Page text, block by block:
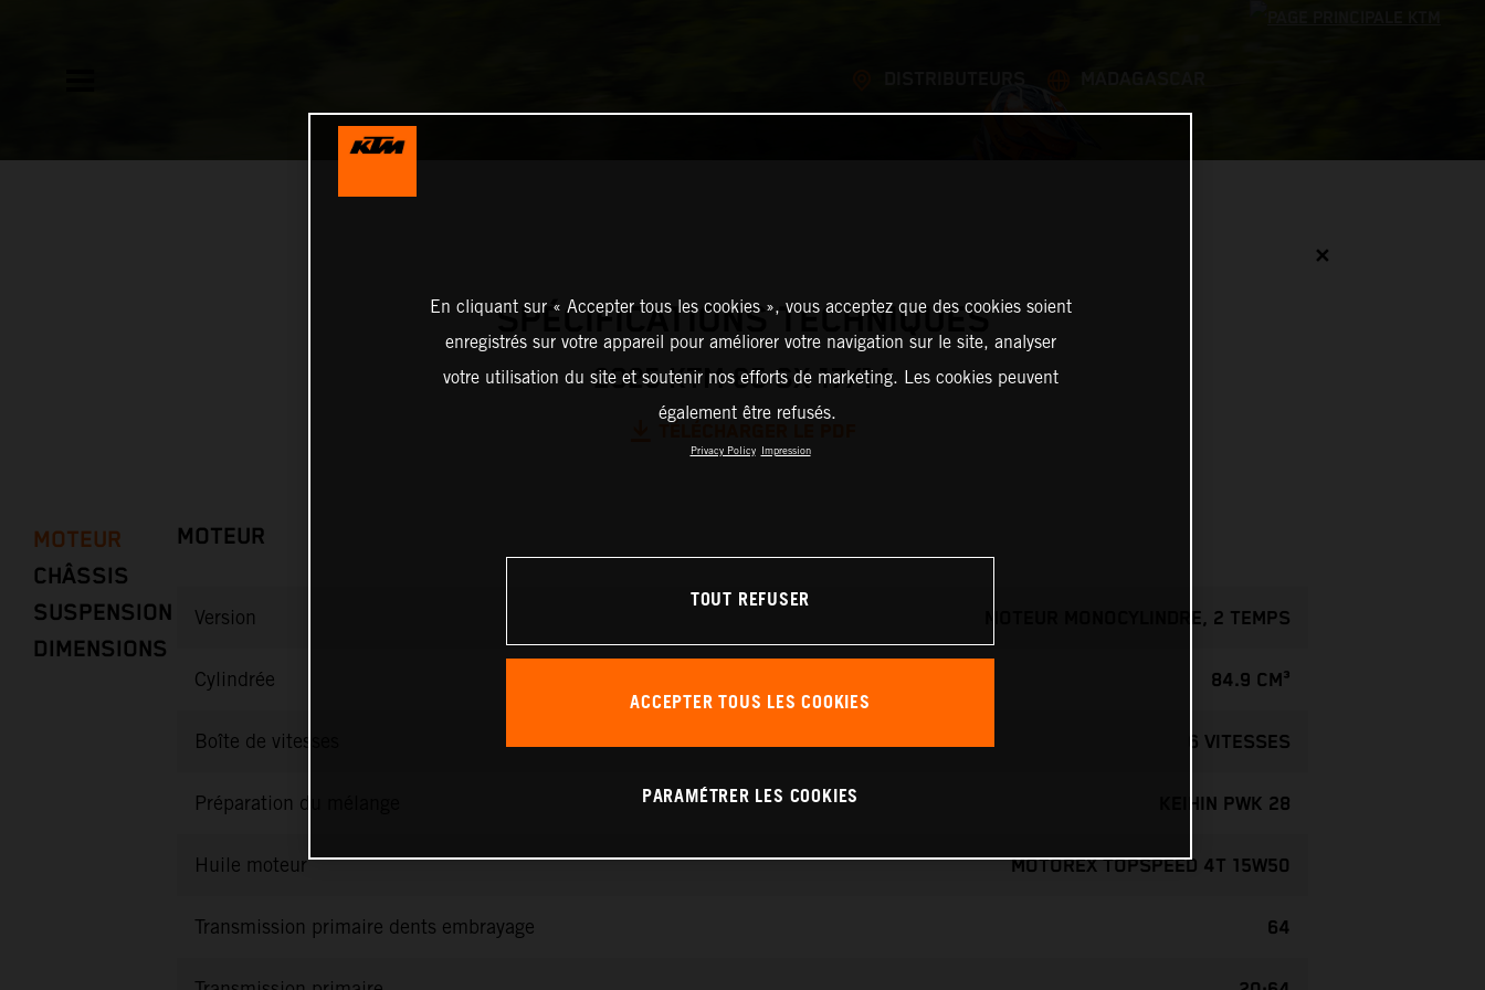
✕
SPÉCIFICATIONS TECHNIQUES
2025 KTM 85 SX 17/14
MOTEUR
CHÂSSIS
SUSPENSION
DIMENSIONS
MOTEUR
Version MOTEUR MONOCYLINDRE, 2 TEMPS
Cylindrée 84.9 CM³
Boîte de vitesses 6 VITESSES
Préparation du mélange KEIHIN PWK 28
Huile moteur MOTOREX TOPSPEED 4T 15W50
Transmission primaire dents embrayage 64
En cliquant sur « Accepter tous les cookies », vous acceptez que des cookies soient
enregistrés sur votre appareil pour améliorer votre navigation sur le site, analyser
votre utilisation du site et soutenir nos efforts de marketing. Les cookies peuvent
également être refusés.
Privacy Policy Impression
TOUT REFUSER
ACCEPTER TOUS LES COOKIES
PARAMÉTRER LES COOKIES